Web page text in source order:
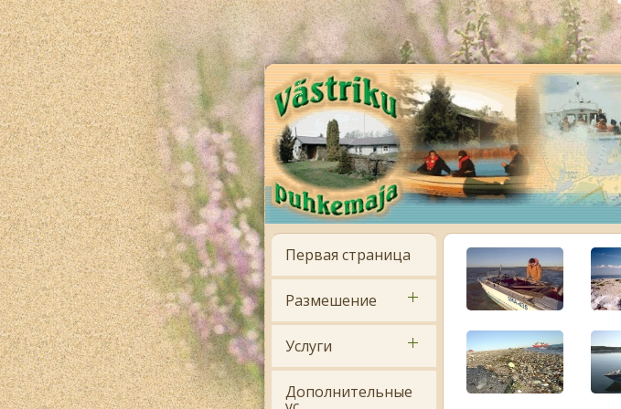
Первая страница
Размешение
Услуги
Дополнительные